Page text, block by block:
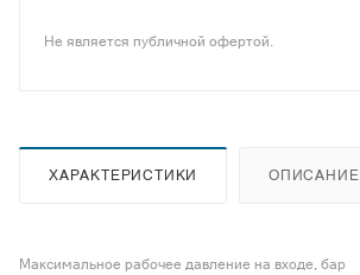
Не является публичной офертой.
ХАРАКТЕРИСТИКИ ОПИСАНИЕ
Максимальное рабочее давление на входе, бар